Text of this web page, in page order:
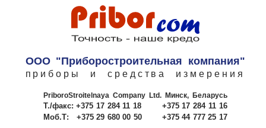
ООО "Приборостроительная компания"
приборы и средства измерения
PriboroStroitelnaya Company Ltd.Минск, Беларусь
Т./факс: +375 17 284 11 18
+375 17 284 11 16
Моб.Т:
+375 29 680 00 50 +375 44 777 25 17